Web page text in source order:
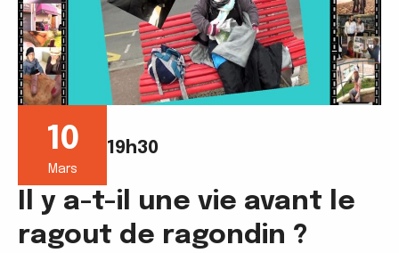
10
Mars
19h30
Il y a-t-il une vie avant le
ragout de ragondin ?